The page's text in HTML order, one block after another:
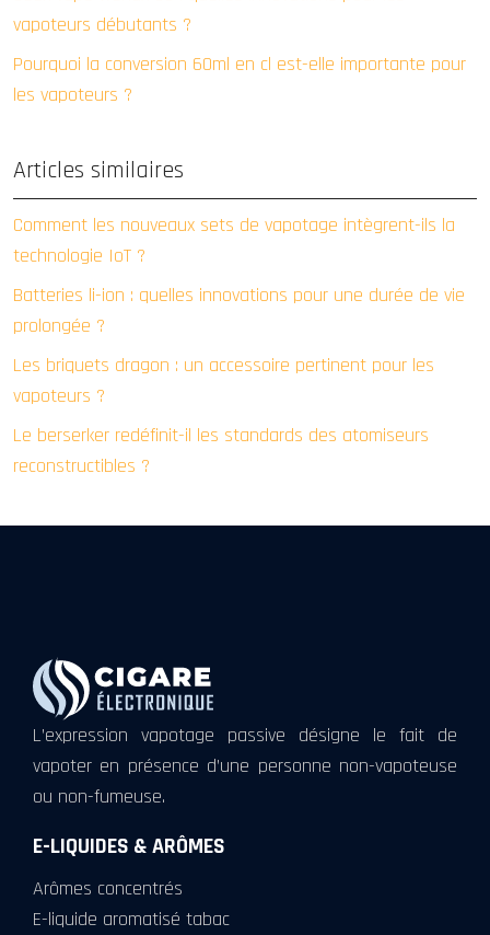
vapoteurs débutants ?
Pourquoi la conversion 60ml en cl est-elle importante pour
les vapoteurs ?
Articles similaires
Comment les nouveaux sets de vapotage intègrent-ils la
technologie IoT ?
Batteries li-ion : quelles innovations pour une durée de vie
prolongée ?
Les briquets dragon : un accessoire pertinent pour les
vapoteurs ?
Le berserker redéfinit-il les standards des atomiseurs
reconstructibles ?
L’expression vapotage passive désigne le fait de
vapoter en présence d’une personne non-vapoteuse
ou non-fumeuse.
E-LIQUIDES & ARÔMES
Arômes concentrés
E-liquide aromatisé tabac